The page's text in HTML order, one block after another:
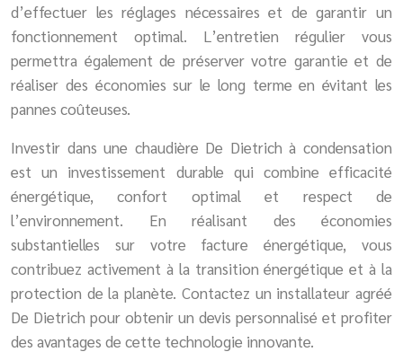
d’effectuer les réglages nécessaires et de garantir un
fonctionnement optimal. L’entretien régulier vous
permettra également de préserver votre garantie et de
réaliser des économies sur le long terme en évitant les
pannes coûteuses.
Investir dans une chaudière De Dietrich à condensation
est un investissement durable qui combine efficacité
énergétique, confort optimal et respect de
l’environnement. En réalisant des économies
substantielles sur votre facture énergétique, vous
contribuez activement à la transition énergétique et à la
protection de la planète. Contactez un installateur agréé
De Dietrich pour obtenir un devis personnalisé et profiter
des avantages de cette technologie innovante.